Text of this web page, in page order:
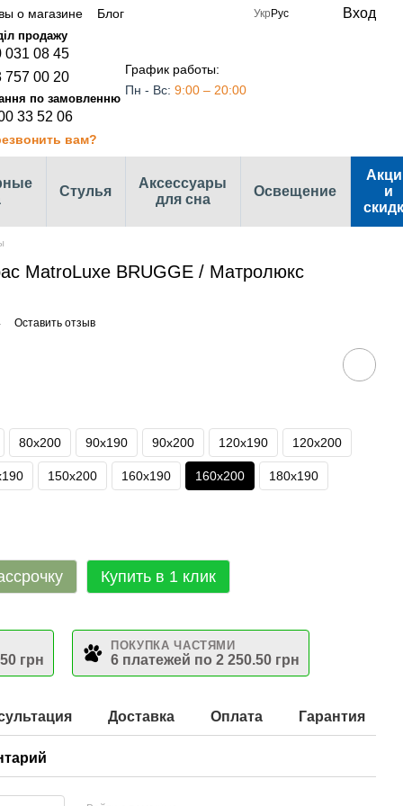
о магазине
Блог
Укр Рус Вход
031 08 45
757 00 20
33 52 06
вам?
График работы:
Пн - Вс: 9:00 – 20:00
Стулья
Аксессуары
для сна
Освещение
и
MatroLuxe BRUGGE / Матролюкс
Оставить отзыв
80х200 90х190 90х200 120х190 120х200
150х200 160х190 160х200 180х190
Купить в 1 клик
грн
ПОКУПКА ЧАСТЯМИ
6 платежей по 2 250.50 грн
Доставка Оплата Гарантия